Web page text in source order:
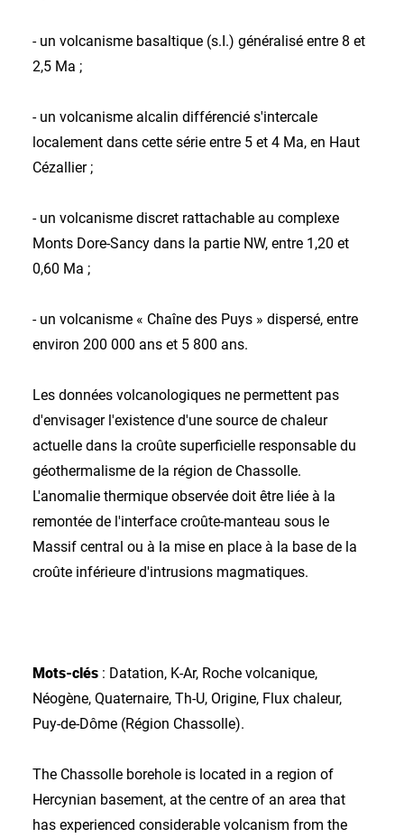
- un volcanisme basaltique (s.I.) généralisé entre 8 et
2,5 Ma ;
- un volcanisme alcalin différencié s'intercale
localement dans cette série entre 5 et 4 Ma, en Haut
Cézallier ;
- un volcanisme discret rattachable au complexe
Monts Dore-Sancy dans la partie NW, entre 1,20 et
0,60 Ma ;
- un volcanisme « Chaîne des Puys » dispersé, entre
environ 200 000 ans et 5 800 ans.
Les données volcanologiques ne permettent pas
d'envisager l'existence d'une source de chaleur
actuelle dans la croûte superficielle responsable du
géothermalisme de la région de Chassolle.
L'anomalie thermique observée doit être liée à la
remontée de l'interface croûte-manteau sous le
Massif central ou à la mise en place à la base de la
croûte inférieure d'intrusions magmatiques.
Mots-clés : Datation, K-Ar, Roche volcanique,
Néogène, Quaternaire, Th-U, Origine, Flux chaleur,
Puy-de-Dôme (Région Chassolle).
The Chassolle borehole is located in a region of
Hercynian basement, at the centre of an area that
has experienced considerable volcanism from the